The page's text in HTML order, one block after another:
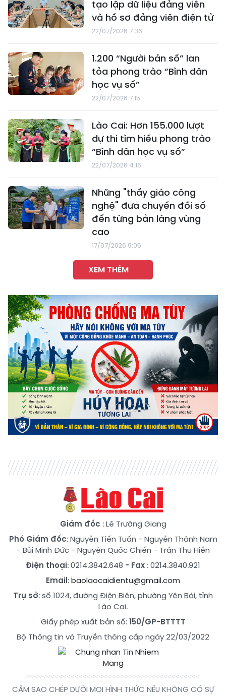
tạo lập dữ liệu đảng viên
và hồ sơ đảng viên điện tử
22/07/2026 7:36
1.200 “Người bản số” lan
tỏa phong trào “Bình dân
học vụ số”
22/07/2026 7:15
Lào Cai: Hơn 155.000 lượt
dự thi tìm hiểu phong trào
“Bình dân học vụ số”
22/07/2026 4:16
Những "thầy giáo công
nghệ" đưa chuyển đổi số
đến từng bản làng vùng
cao
17/07/2026 9:05
XEM THÊM
Giám đốc : Lê Trường Giang
Phó Giám đốc:Nguyễn Tiến Tuấn - Nguyễn Thành Nam
- Bùi Minh Đức- Nguyễn Quốc Chiến - Trần Thu Hiền
Điện thoại: 0214.3842.648 - Fax : 0214.3840.921
Email:baolaocaidientu@gmail.com
Trụ sở: số 1024, đường Điện Biên, phường Yên Bái, tỉnh
Lào Cai.
Giấy phép xuất bản số:150/GP-BTTTT
Bộ Thông tin và Truyền thông cấp ngày 22/03/2022
CẤM SAO CHÉP DƯỚI MỌI HÌNH THỨC NẾU KHÔNG CÓ SỰ